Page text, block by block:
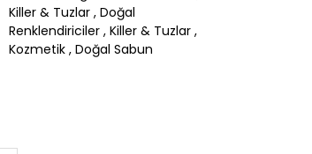
Killer & Tuzlar , Doğal
Renklendiriciler , Killer & Tuzlar ,
Kozmetik , Doğal Sabun